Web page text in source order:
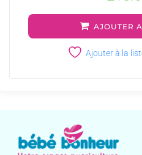
AJOUTER
Ajouter à la